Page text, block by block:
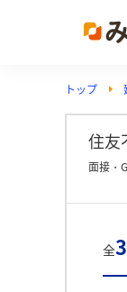
トップ
住友
面接・
全